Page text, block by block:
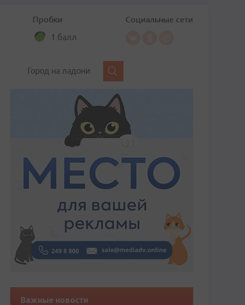
Пробки
1 балл
Социальные сети
Город на ладони
Важные новости